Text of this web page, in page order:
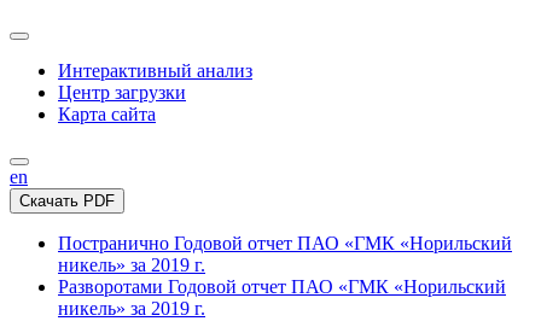
Интерактивный анализ
Центр загрузки
Карта сайта
en
Скачать PDF
Постранично Годовой отчет ПАО «ГМК «Норильский
никель» за 2019 г.
Разворотами Годовой отчет ПАО «ГМК «Норильский
никель» за 2019 г.